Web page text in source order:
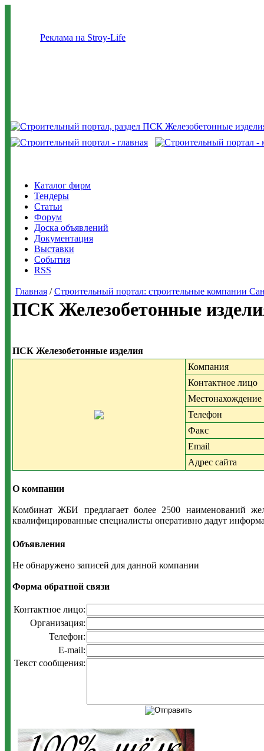
Реклама на Stroy-Life
Каталог фирм
Тендеры
Статьи
Форум
Доска объявлений
Документация
Выставки
События
RSS
Главная /Строительный портал: строительные компании
ПСК Железобетонные
ПСК Железобетонные изделия
Компания
Контактное лицо
Местонахождение
Телефон
Факс
Email
Адрес сайта
О компании
Комбинат ЖБИ предлагает более 2500 наименований
квалифицированные специалисты оперативно дадут
Объявления
Не обнаружено записей для данной компании
Форма обратной связи
Контактное лицо:
Организация:
Телефон:
E-mail:
Текст сообщения: